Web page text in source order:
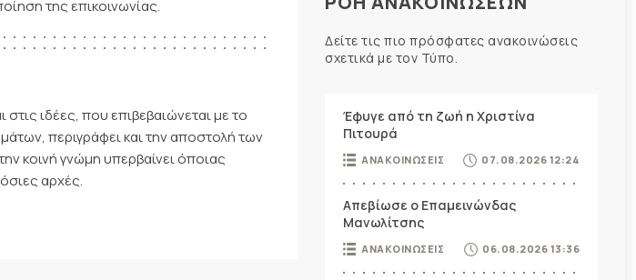
της επικοινωνίας.
ιδέες, που επιβεβαιώνεται με το
περιγράφει και την αποστολή των
κοινή γνώμη υπερβαίνει όποιας
αρχές.
Δείτε τις πιο πρόσφατες ανακοινώσεις
σχετικά με τον Τύπο.
Έφυγε από τη ζωή η Χριστίνα
Πιτουρά
ΑΝΑΚΟΙΝΩΣΕΙΣ 07.08.2026 12:24
Απεβίωσε ο Επαμεινώνδας
Μανωλίτσης
ΑΝΑΚΟΙΝΩΣΕΙΣ 06.08.2026 13:36